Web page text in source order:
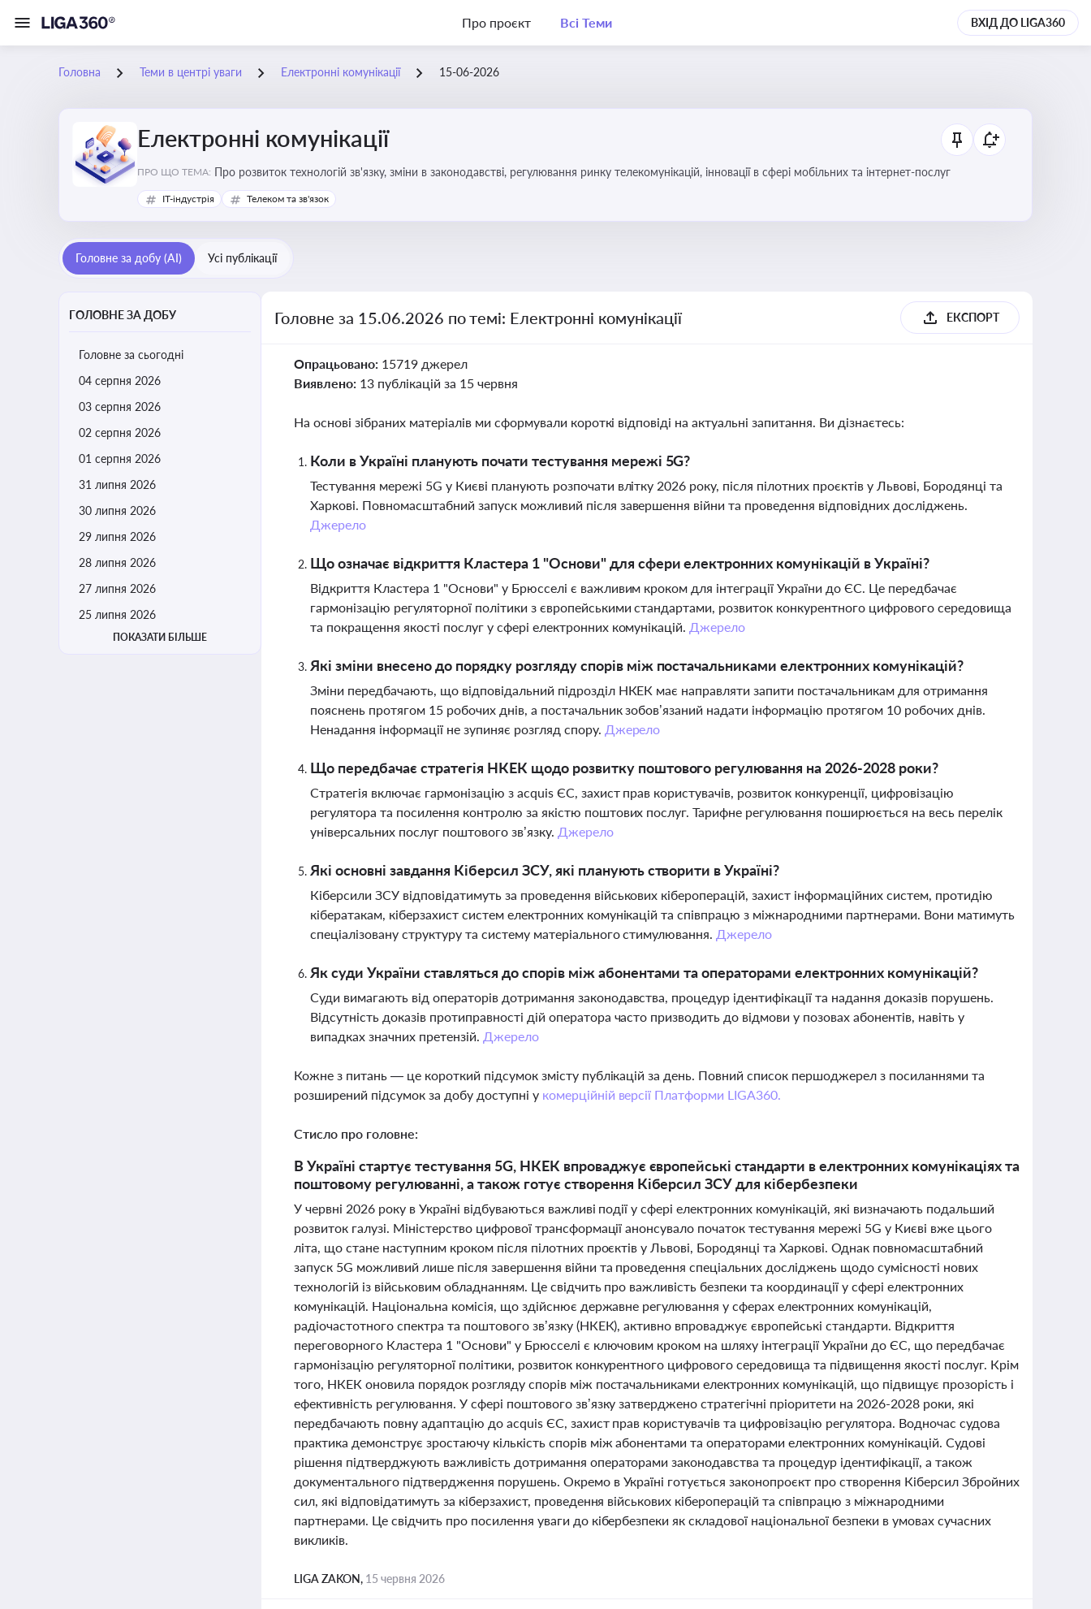
Про проєкт Всі Теми ВХІД ДО LIGA360
Головна Теми в центрі уваги Електронні комунікації 15-06-2026
Електронні комунікації
ПРО ЩО ТЕМА: Про розвиток технологій зв'язку, зміни в законодавстві, регулювання ринку телекомунікацій, інновації в сфері мобільних та інтернет-послуг
IT-індустрія Телеком та зв'язок
Головне за добу (AI) Усі публікації
ГОЛОВНЕ ЗА ДОБУ
Головне за сьогодні
04 серпня 2026
03 серпня 2026
02 серпня 2026
01 серпня 2026
31 липня 2026
30 липня 2026
29 липня 2026
28 липня 2026
27 липня 2026
25 липня 2026
ПОКАЗАТИ БІЛЬШЕ
Головне за 15.06.2026 по темі: Електронні комунікації ЕКСПОРТ
Опрацьовано: 15719 джерел
Виявлено: 13 публікацій за 15 червня
На основі зібраних матеріалів ми сформували короткі відповіді на актуальні запитання. Ви дізнаєтесь:
Коли в Україні планують почати тестування мережі 5G?
Тестування мережі 5G у Києві планують розпочати влітку 2026 року, після пілотних проєктів у Львові, Бородянці та
Харкові. Повномасштабний запуск можливий після завершення війни та проведення відповідних досліджень.
Джерело
Що означає відкриття Кластера 1 "Основи" для сфери електронних комунікацій в Україні?
Відкриття Кластера 1 "Основи" у Брюсселі є важливим кроком для інтеграції України до ЄС. Це передбачає
гармонізацію регуляторної політики з європейськими стандартами, розвиток конкурентного цифрового середовища
та покращення якості послуг у сфері електронних комунікацій. Джерело
Які зміни внесено до порядку розгляду спорів між постачальниками електронних комунікацій?
Зміни передбачають, що відповідальний підрозділ НКЕК має направляти запити постачальникам для отримання
пояснень протягом 15 робочих днів, а постачальник зобов’язаний надати інформацію протягом 10 робочих днів.
Ненадання інформації не зупиняє розгляд спору. Джерело
Що передбачає стратегія НКЕК щодо розвитку поштового регулювання на 2026-2028 роки?
Стратегія включає гармонізацію з acquis ЄС, захист прав користувачів, розвиток конкуренції, цифровізацію
регулятора та посилення контролю за якістю поштових послуг. Тарифне регулювання поширюється на весь перелік
універсальних послуг поштового зв’язку. Джерело
Які основні завдання Кіберсил ЗСУ, які планують створити в Україні?
Кіберсили ЗСУ відповідатимуть за проведення військових кібероперацій, захист інформаційних систем, протидію
кібератакам, кіберзахист систем електронних комунікацій та співпрацю з міжнародними партнерами. Вони матимуть
спеціалізовану структуру та систему матеріального стимулювання. Джерело
Як суди України ставляться до спорів між абонентами та операторами електронних комунікацій?
Суди вимагають від операторів дотримання законодавства, процедур ідентифікації та надання доказів порушень.
Відсутність доказів протиправності дій оператора часто призводить до відмови у позовах абонентів, навіть у
випадках значних претензій. Джерело
Кожне з питань — це короткий підсумок змісту публікацій за день. Повний список першоджерел з посиланнями та
розширений підсумок за добу доступні у комерційній версії Платформи LIGA360.
Стисло про головне:
В Україні стартує тестування 5G, НКЕК впроваджує європейські стандарти в електронних комунікаціях та
поштовому регулюванні, а також готує створення Кіберсил ЗСУ для кібербезпеки
У червні 2026 року в Україні відбуваються важливі події у сфері електронних комунікацій, які визначають подальший
розвиток галузі. Міністерство цифрової трансформації анонсувало початок тестування мережі 5G у Києві вже цього
літа, що стане наступним кроком після пілотних проєктів у Львові, Бородянці та Харкові. Однак повномасштабний
запуск 5G можливий лише після завершення війни та проведення спеціальних досліджень щодо сумісності нових
технологій із військовим обладнанням. Це свідчить про важливість безпеки та координації у сфері електронних
комунікацій. Національна комісія, що здійснює державне регулювання у сферах електронних комунікацій,
радіочастотного спектра та поштового зв’язку (НКЕК), активно впроваджує європейські стандарти. Відкриття
переговорного Кластера 1 "Основи" у Брюсселі є ключовим кроком на шляху інтеграції України до ЄС, що передбачає
гармонізацію регуляторної політики, розвиток конкурентного цифрового середовища та підвищення якості послуг. Крім
того, НКЕК оновила порядок розгляду спорів між постачальниками електронних комунікацій, що підвищує прозорість і
ефективність регулювання. У сфері поштового зв’язку затверджено стратегічні пріоритети на 2026-2028 роки, які
передбачають повну адаптацію до acquis ЄС, захист прав користувачів та цифровізацію регулятора. Водночас судова
практика демонструє зростаючу кількість спорів між абонентами та операторами електронних комунікацій. Судові
рішення підтверджують важливість дотримання операторами законодавства та процедур ідентифікації, а також
документального підтвердження порушень. Окремо в Україні готується законопроєкт про створення Кіберсил Збройних
сил, які відповідатимуть за кіберзахист, проведення військових кібероперацій та співпрацю з міжнародними
партнерами. Це свідчить про посилення уваги до кібербезпеки як складової національної безпеки в умовах сучасних
викликів.
LIGA ZAKON, 15 червня 2026